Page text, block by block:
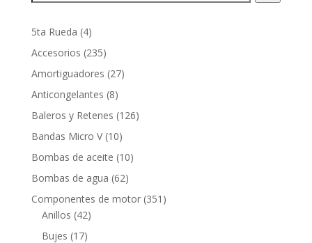
5ta Rueda 44
productos
Accesorios 235235
productos
Amortiguadores 2727
Anticongelantes 88
productos
Baleros y Retenes 126126
Bandas Micro V 1010
productos
Bombas de aceite 1010
Bombas de agua 6262
productos
Componentes de motor 351 351
Anillos 4242
Bujes 1717